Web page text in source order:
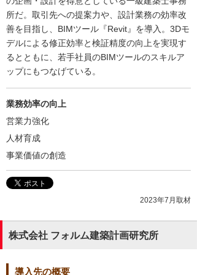
所だ。取引先への提案力や、設計業務の効率改
善を目指し、BIMツール『Revit』を導入。3Dモ
デルによる修正効率と検証精度の向上を実現す
るとともに、若手社員のBIMツールのスキルア
ップにもつなげている。
業務効率の向上
営業力強化
人材育成
事業価値の創造
2023年7月取材
株式会社 フォルム建築計画研究所
導入先の概要